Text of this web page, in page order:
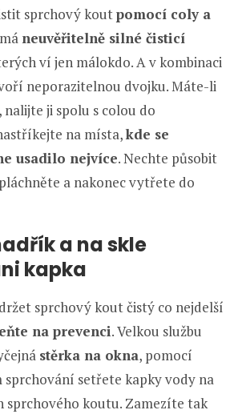
sprchový koutpomocí coly a
neuvěřitelně silné čisticí
ví jen málokdo. A v kombinaci
neporazitelnou dvojku. Máte-li
ji spolu s colou do
na místa,kde se
usadilo nejvíce. Nechte působit
a nakonec vytřete do
a na skle
kapka
sprchový kout čistý co nejdelší
na prevenci. Velkou službu
stěrka na okna, pomocí
sprchování setřete kapky vody na
sprchového koutu. Zamezíte tak